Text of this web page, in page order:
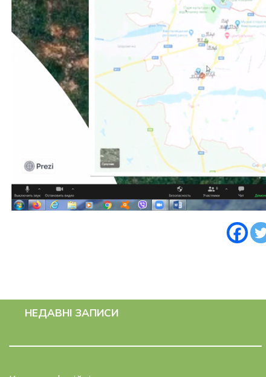
НЕДАВНІ ЗАПИСИ